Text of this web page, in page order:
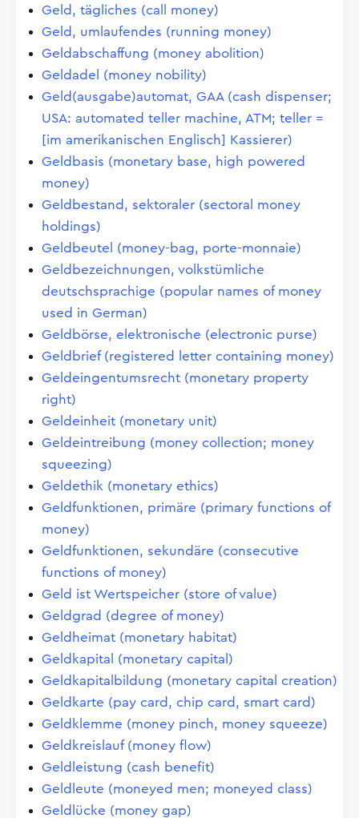
Geld, tägliches (call money)
Geld, umlaufendes (running money)
Geldabschaffung (money abolition)
Geldadel (money nobility)
Geld(ausgabe)automat, GAA (cash dispenser;
USA: automated teller machine, ATM; teller =
[im amerikanischen Englisch] Kassierer)
Geldbasis (monetary base, high powered
money)
Geldbestand, sektoraler (sectoral money
holdings)
Geldbeutel (money-bag, porte-monnaie)
Geldbezeichnungen, volkstümliche
deutschsprachige (popular names of money
used in German)
Geldbörse, elektronische (electronic purse)
Geldbrief (registered letter containing money)
Geldeingentumsrecht (monetary property
right)
Geldeinheit (monetary unit)
Geldeintreibung (money collection; money
squeezing)
Geldethik (monetary ethics)
Geldfunktionen, primäre (primary functions of
money)
Geldfunktionen, sekundäre (consecutive
functions of money)
Geld ist Wertspeicher (store of value)
Geldgrad (degree of money)
Geldheimat (monetary habitat)
Geldkapital (monetary capital)
Geldkapitalbildung (monetary capital creation)
Geldkarte (pay card, chip card, smart card)
Geldklemme (money pinch, money squeeze)
Geldkreislauf (money flow)
Geldleistung (cash benefit)
Geldleute (moneyed men; moneyed class)
Geldlücke (money gap)